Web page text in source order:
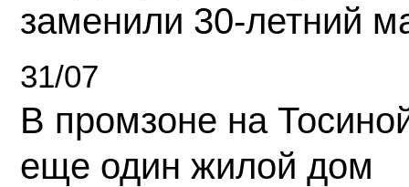
заменили 30-летний
31/07
В промзоне на
еще один жилой дом